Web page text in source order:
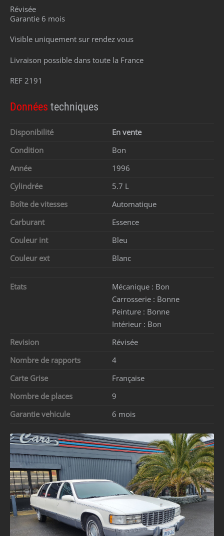
Révisée
Garantie 6 mois
Visible uniquement sur rendez vous
Livraison possible dans toute la France
REF 2191
Données techniques
Disponibilité
En vente
Condition
Bon
Année
1996
Cylindrée
5.7 L
Boîte de vitesses
Automatique
Carburant
Essence
Couleur int
Bleu
Couleur ext
Blanc
Etats Mécanique : Bon
Carrosserie : Bonne
Peinture : Bonne
Intérieur : Bon
Revision
Révisée
Nombre de rapports
4
Carte Grise
Française
Nombre de places
9
Garantie vehicule
6 mois